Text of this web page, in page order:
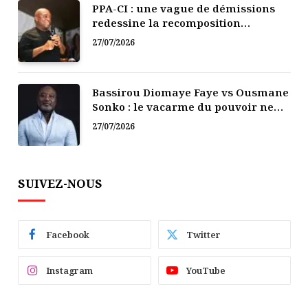
PPA-CI : une vague de démissions
redessine la recomposition
politique
27/07/2026
Bassirou Diomaye Faye vs Ousmane
Sonko : le vacarme du pouvoir ne
doit pas faire oublier les liens de la
Fraternité
27/07/2026
SUIVEZ-NOUS
Facebook Twitter
Instagram YouTube